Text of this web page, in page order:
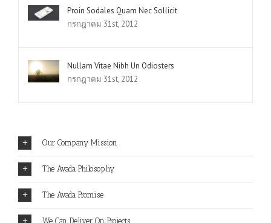
Proin Sodales Quam Nec Sollicit
กรกฎาคม 31st, 2012
Nullam Vitae Nibh Un Odiosters
กรกฎาคม 31st, 2012
Our Company Mission
The Avada Philosophy
The Avada Promise
We Can Deliver On Projects